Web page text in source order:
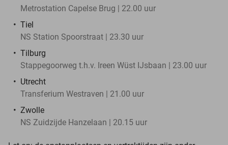
Metrostation Capelse Brug | 22.00 uur
Tiel
NS Station Spoorstraat | 23.30 uur
Tilburg
Stappegoorweg t.h.v. Ireen Wüst IJsbaan | 23.00 uur
Utrecht
Transferium Westraven | 21.00 uur
Zwolle
NS Zuidzijde Hanzelaan | 20.15 uur